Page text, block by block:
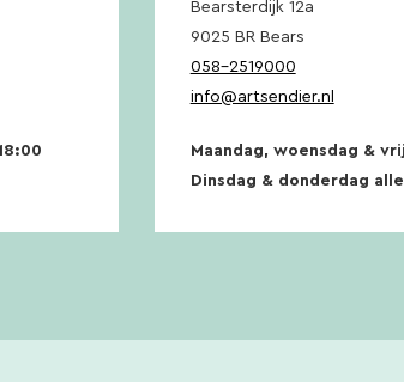
Bearsterdijk 12a
9025 BR Bears
058-2519000
info@artsendier.nl
Maandag, woensdag &
Dinsdag & donderdag